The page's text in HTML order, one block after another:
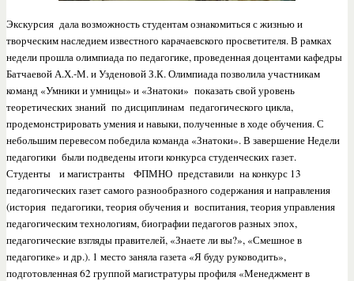
Экскурсия дала возможность студентам ознакомиться с жизнью и
творческим наследием известного карачаевского просветителя. В рамках
недели прошла олимпиада по педагогике, проведенная доцентами кафедры
Батчаевой А.Х.-М. и Узденовой З.К. Олимпиада позволила участникам
команд «Умники и умницы» и «Знатоки» показать свой уровень
теоретических знаний по дисциплинам педагогического цикла,
продемонстрировать умения и навыки, полученные в ходе обучения. С
небольшим перевесом победила команда «Знатоки». В завершение Недели
педагогики были подведены итоги конкурса студенческих газет.
Студенты и магистранты ФПМНО представили на конкурс 13
педагогических газет самого разнообразного содержания и направления
(история педагогики, теория обучения и воспитания, теория управления
педагогическим технологиям, биографии педагогов разных эпох,
педагогические взгляды правителей, «Знаете ли вы?», «Смешное в
педагогике» и др.). 1 место заняла газета «Я буду руководить»,
подготовленная 62 группой магистратуры профиля «Менеджмент в